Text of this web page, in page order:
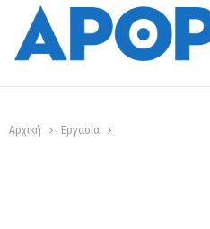
Αρχική Εργασία